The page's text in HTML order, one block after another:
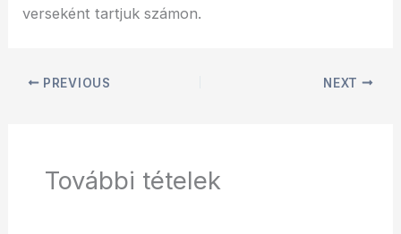
verseként tartjuk számon.
PREVIOUS NEXT
További tételek